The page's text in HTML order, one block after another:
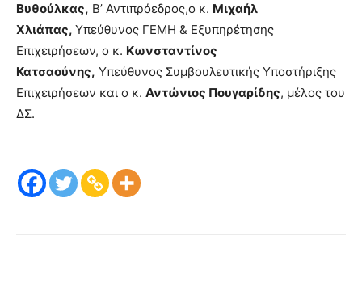
Βυθούλκας, Β’ Αντιπρόεδρος,ο κ. Μιχαήλ
Χλιάπας, Υπεύθυνος ΓΕΜΗ & Εξυπηρέτησης
Επιχειρήσεων, ο κ. Κωνσταντίνος
Κατσαούνης, Υπεύθυνος Συμβουλευτικής Υποστήριξης
Επιχειρήσεων και ο κ. Αντώνιος Πουγαρίδης, μέλος του
ΔΣ.